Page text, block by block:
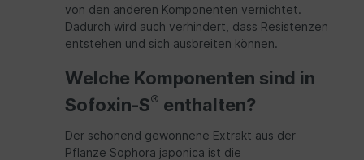
von den anderen Komponenten vernichtet.
Dadurch wird auch verhindert, dass Resistenzen
entstehen und sich ausbreiten können.
Welche Komponenten sind in
Sofoxin-S® enthalten?
Der schonend gewonnene Extrakt aus der
Pflanze Sophora japonica ist die